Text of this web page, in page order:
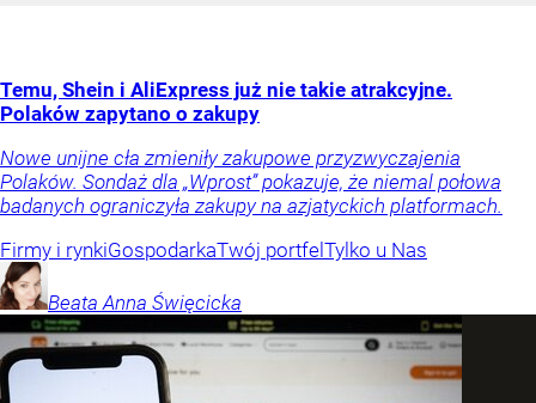
Temu, Shein i AliExpress już nie takie atrakcyjne.
Polaków zapytano o zakupy
Nowe unijne cła zmieniły zakupowe przyzwyczajenia
Polaków. Sondaż dla „Wprost” pokazuje, że niemal połowa
badanych ograniczyła zakupy na azjatyckich platformach.
Firmy i rynkiGospodarkaTwój portfelTylko u Nas
Beata Anna Święcicka